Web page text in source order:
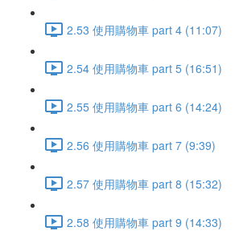
2.53 使用購物車 part 4 (11:07)
2.54 使用購物車 part 5 (16:51)
2.55 使用購物車 part 6 (14:24)
2.56 使用購物車 part 7 (9:39)
2.57 使用購物車 part 8 (15:32)
2.58 使用購物車 part 9 (14:33)